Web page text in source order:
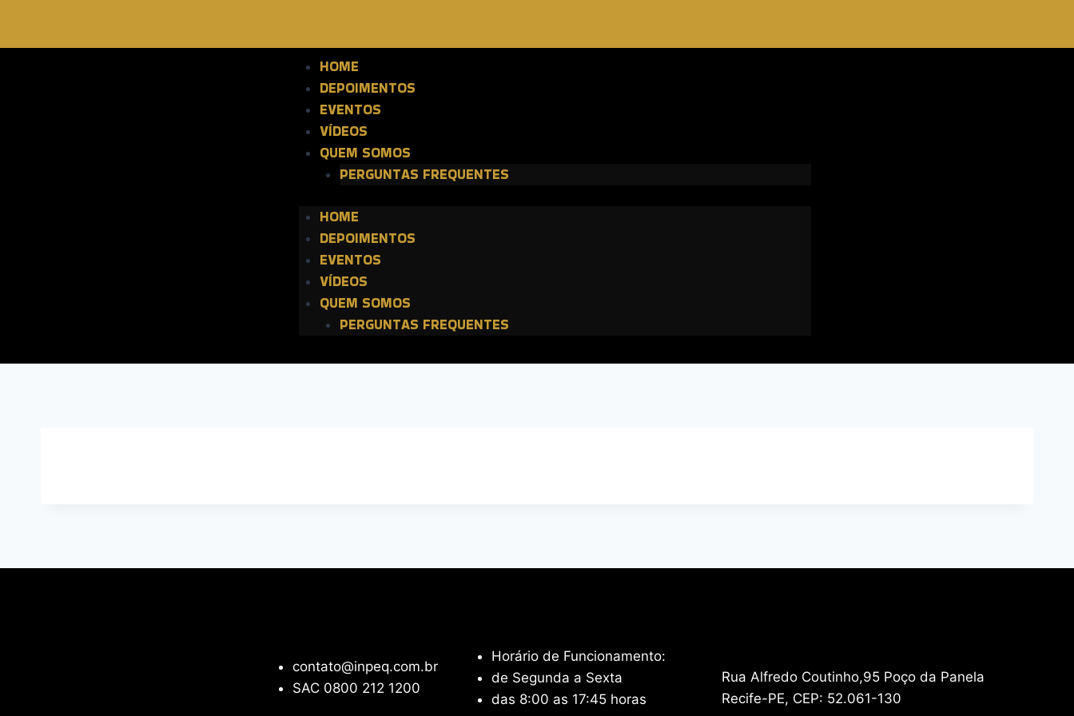
HOME
DEPOIMENTOS
EVENTOS
VÍDEOS
QUEM SOMOS
PERGUNTAS FREQUENTES
HOME
DEPOIMENTOS
EVENTOS
VÍDEOS
QUEM SOMOS
PERGUNTAS FREQUENTES
contato@inpeq.com.br
SAC 0800 212 1200
Horário de Funcionamento:
de Segunda a Sexta
das 8:00 as 17:45 horas
Rua Alfredo Coutinho,95 Poço da Panela
Recife-PE, CEP: 52.061-130